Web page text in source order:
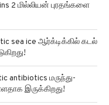
2 மில்லியன் புரதங்களை
sea ice ஆர்க்டிக்கில் கடல்
antibiotics மருந்து-
இருக்கிறது!